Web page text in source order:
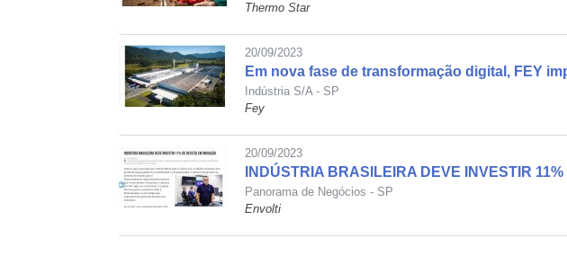
Thermo Star
20/09/2023
Em nova fase de transformação digital, FEY
Indústria S/A - SP
Fey
20/09/2023
INDÚSTRIA BRASILEIRA DEVE INVESTIR
Panorama de Negócios - SP
Envolti